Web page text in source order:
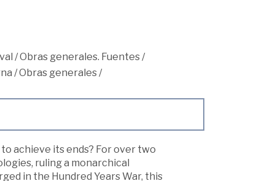
/Obras generales. Fuentes/
/Obras generales/
achieve its ends? For over two
ruling a monarchical
in the Hundred Years War, this